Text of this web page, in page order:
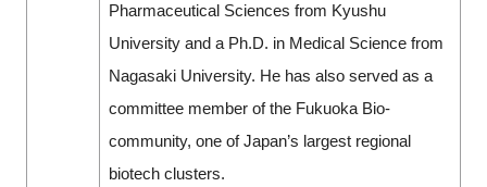
Pharmaceutical Sciences from Kyushu
University and a Ph.D. in Medical Science from
Nagasaki University. He has also served as a
committee member of the Fukuoka Bio-
community, one of Japan’s largest regional
biotech clusters.